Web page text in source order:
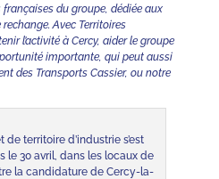
françaises du groupe, dédiée aux
Avec Territoires
l’activité à Cercy, aider le groupe
importante, qui peut aussi
des Transports Cassier, ou notre
territoire d’industrie s’est
le 30 avril, dans les locaux de
la candidature de Cercy-la-